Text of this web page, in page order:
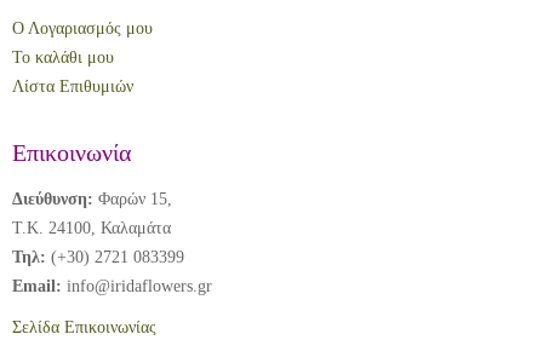
Ο Λογαριασμός μου
Το καλάθι μου
Λίστα Επιθυμιών
Επικοινωνία
Διεύθυνση: Φαρών 15,
Τ.Κ. 24100, Καλαμάτα
Τηλ: (+30) 2721 083399
Email: info@iridaflowers.gr
Σελίδα Επικοινωνίας